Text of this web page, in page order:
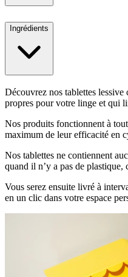
Ingrédients
Découvrez nos tablettes
propres pour votre linge et qui
Nos produits fonctionnent à
maximum de leur efficacité en
Nos tablettes ne contiennent
quand il n’y a pas de plastique,
Vous serez ensuite livré à
en un clic dans votre espace